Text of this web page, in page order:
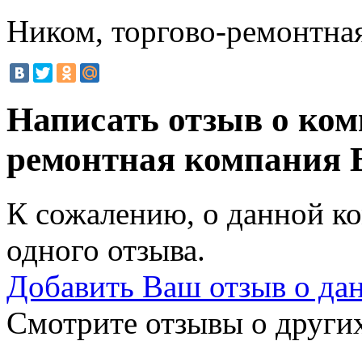
Ником, торгово-
Написать отзыв о
ремонтная компания
К сожалению, о данной
одного отзыва.
Добавить Ваш отзыв о
Смотрите отзывы о